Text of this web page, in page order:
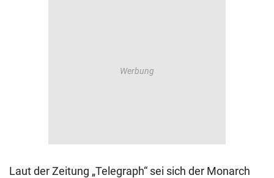
Laut der Zeitung „Telegraph“ sei sich der Monarch